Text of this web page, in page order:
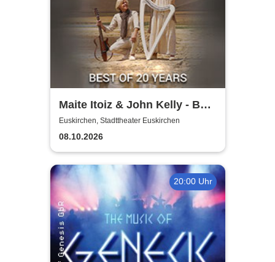
Maite Itoiz & John Kelly - Best
of 20 Years - Anniversary
Tour 2026
Euskirchen, Stadttheater Euskirchen
08.10.2026
20:00 Uhr